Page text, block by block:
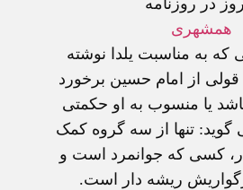
در روزنامه
همشهری
که به مناسبت یلدا نوشته
از امام حسین برخورد
یا منسوب به او حکمتی
تنها از سه گروه کمک
کسی که جوانمرد است و
ریشه دار است.